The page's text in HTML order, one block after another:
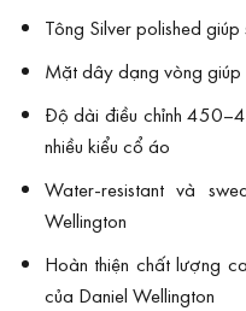
Tông Silver polished
Mặt dây dạng vòng
Độ dài điều chỉnh
nhiều kiểu cổ áo
Water-resistant và
Wellington
Hoàn thiện chất lượng
của Daniel Wellington